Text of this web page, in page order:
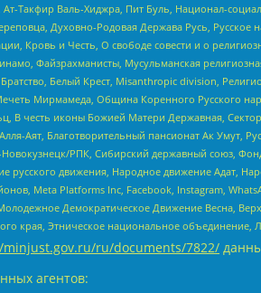
Ат-Такфир Валь-Хиджра, Пит Буль, Национал-
Духовно-Родовая Держава Русь,
Кровь и Честь, О свободе совести и о
Файзрахманисты, Мусульманская
Белый Крест, Misanthropic division,
Мирмамеда, Община Коренного Русского
В честь иконы Божией Матери Державная,
Аят, Благотворительный пансионат Ак Умут,
Новокузнецк/РПК, Сибирский державный союз,
русского движения, Народное движение Адат,
Meta Platforms Inc, Facebook, Instagram,
Демократическое Движение Весна,
края, Этническое национальное
ru/documents/7822/
агентов: